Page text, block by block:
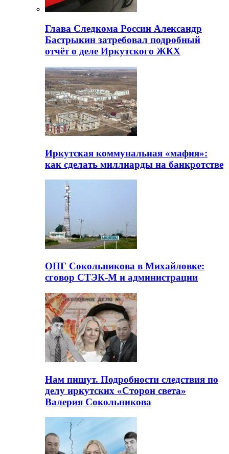
Глава Следкома России Александр
Бастрыкин затребовал подробный
отчёт о деле Иркутского ЖКХ
Иркутская коммунальная «мафия»:
как сделать миллиарды на банкротстве
ОПГ Сокольникова в Михайловке:
сговор СТЭК-М и администрации
Нам пишут. Подробности следствия по
делу иркутских «Сторон света»
Валерия Сокольникова